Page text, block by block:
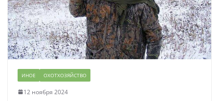
ИНОЕ ОХОТХОЗЯЙСТВО
12 ноября 2024